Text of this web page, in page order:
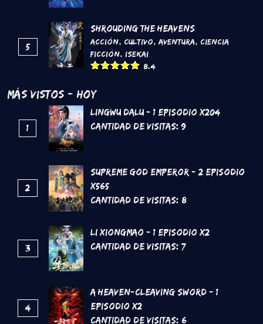
5
Shrouding the Heavens
Acción, Cultivo,Aventura, Ciencia
Ficción, Isekai
8.4
Más Vistos - Hoy
1
Lingwu Dalu - 1 Episodio x204
Cantidad de Visitas: 9
2
Supreme God Emperor - 2 Episodio
x565
Cantidad de Visitas: 8
3
Li Xiongmao - 1 Episodio x2
Cantidad de Visitas: 7
4
A Heaven-Cleaving Sword - 1
Episodio x2
Cantidad de Visitas: 6